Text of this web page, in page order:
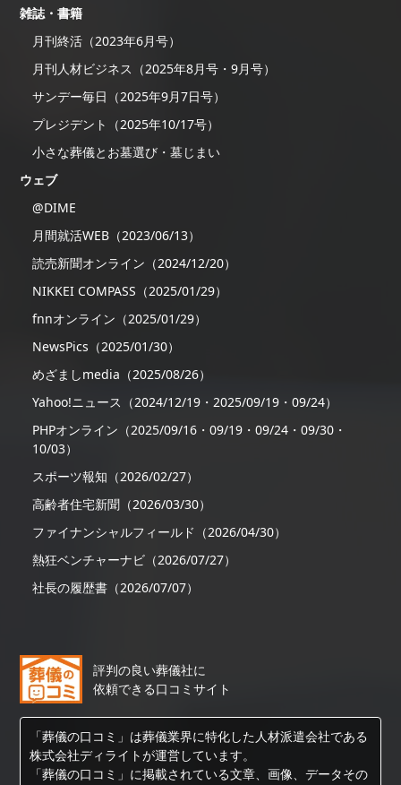
雑誌・書籍
月刊終活（2023年6月号）
月刊人材ビジネス（2025年8月号・9月号）
サンデー毎日（2025年9月7日号）
プレジデント（2025年10/17号）
小さな葬儀とお墓選び・墓じまい
ウェブ
@DIME
月間就活WEB（2023/06/13）
読売新聞オンライン（2024/12/20）
NIKKEI COMPASS（2025/01/29）
fnnオンライン（2025/01/29）
NewsPics（2025/01/30）
めざましmedia（2025/08/26）
Yahoo!ニュース（2024/12/19・2025/09/19・09/24）
PHPオンライン（2025/09/16・09/19・09/24・09/30・
10/03）
スポーツ報知（2026/02/27）
高齢者住宅新聞（2026/03/30）
ファイナンシャルフィールド（2026/04/30）
熱狂ベンチャーナビ（2026/07/27）
社長の履歴書（2026/07/07）
評判の良い葬儀社に
依頼できる口コミサイト
「葬儀の口コミ」は葬儀業界に特化した人材派遣会社である
株式会社ディライトが運営しています。
「葬儀の口コミ」に掲載されている文章、画像、データその